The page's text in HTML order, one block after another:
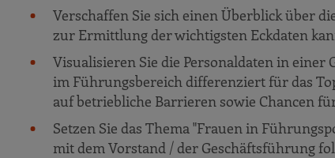
Verschaffen Sie sich einen Überblick über
zur Ermittlung der wichtigsten Eckdaten
Visualisieren Sie die Personaldaten in einer
im Führungsbereich differenziert für das
auf betriebliche Barrieren sowie Chancen
Setzen Sie das Thema "Frauen in
mit dem Vorstand / der Geschäftsführung